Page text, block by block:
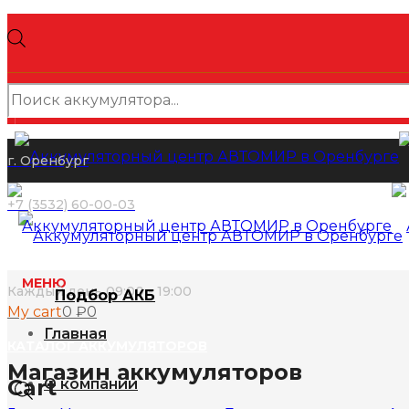
Поиск
товаров
МЕНЮ
Главная
О компании
г. Оренбург
+7 (3532) 60-00-03
Каждый день 09:00 - 19:00
My cart0 ₽0
Cart
Подбор АКБ
КАТАЛОГ АККУМУЛЯТОРОВ
Поиск
Магазин аккумуляторов